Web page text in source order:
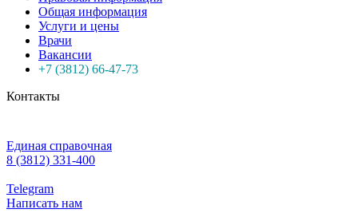
Общая информация
Услуги и цены
Врачи
Вакансии
+7 (3812) 66-47-73
Контакты
Единая справочная
8 (3812) 331-400
Telegram
Написать нам